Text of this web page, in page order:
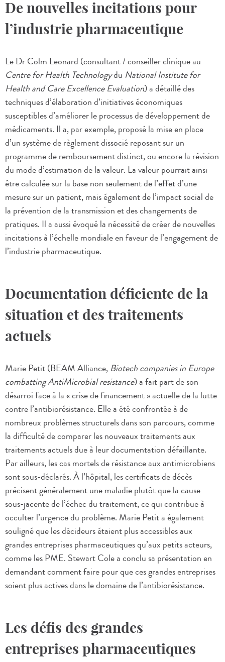
De nouvelles incitations pour
l’industrie pharmaceutique
Le Dr Colm Leonard (consultant / conseiller clinique au
Centre for Health Technologydu National Institute for
Health and Care Excellence Evaluation) a détaillé des
techniques d’élaboration d’initiatives économiques
susceptibles d’améliorer le processus de développement de
médicaments. Il a, par exemple, proposé la mise en place
d’un système de règlement dissocié reposant sur un
programme de remboursement distinct, ou encore la révision
du mode d’estimation de la valeur. La valeur pourrait ainsi
être calculée sur la base non seulement de l’effet d’une
mesure sur un patient, mais également de l’impact social de
la prévention de la transmission et des changements de
pratiques. Il a aussi évoqué la nécessité de créer de nouvelles
incitations à l’échelle mondiale en faveur de l’engagement de
l’industrie pharmaceutique.
Documentation déficiente de la
situation et des traitements
actuels
Marie Petit (BEAM Alliance, Biotech companies in Europe
combatting AntiMicrobial resistance) a fait part de son
désarroi face à la « crise de financement » actuelle de la lutte
contre l’antibiorésistance. Elle a été confrontée à de
nombreux problèmes structurels dans son parcours, comme
la difficulté de comparer les nouveaux traitements aux
traitements actuels due à leur documentation défaillante.
Par ailleurs, les cas mortels de résistance aux antimicrobiens
sont sous-déclarés. À l’hôpital, les certificats de décès
précisent généralement une maladie plutôt que la cause
sous-jacente de l’échec du traitement, ce qui contribue à
occulter l’urgence du problème. Marie Petit a également
souligné que les décideurs étaient plus accessibles aux
grandes entreprises pharmaceutiques qu’aux petits acteurs,
comme les PME. Stewart Cole a conclu sa présentation en
demandant comment faire pour que ces grandes entreprises
soient plus actives dans le domaine de l’antibiorésistance.
Les défis des grandes
entreprises pharmaceutiques